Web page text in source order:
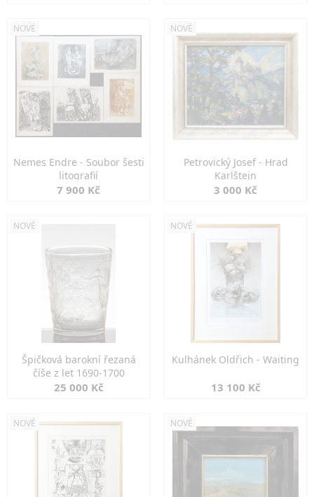
NOVÉ
Nemes Endre - Soubor šesti
litografií
7 900 Kč
NOVÉ
Petrovický Josef - Hrad
Karlštejn
3 000 Kč
NOVÉ
Špičková barokní řezaná
číše z let 1690-1700
25 000 Kč
NOVÉ
Kulhánek Oldřich - Waiting
13 100 Kč
NOVÉ NOVÉ